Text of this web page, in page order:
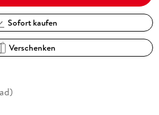
Sofort kaufen
Verschenken